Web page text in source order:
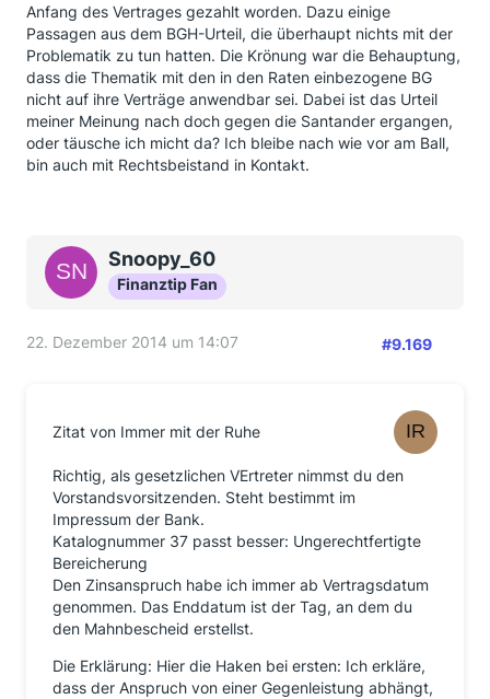
Anfang des Vertrages gezahlt worden. Dazu einige
Passagen aus dem BGH-Urteil, die überhaupt nichts mit der
Problematik zu tun hatten. Die Krönung war die Behauptung,
dass die Thematik mit den in den Raten einbezogene BG
nicht auf ihre Verträge anwendbar sei. Dabei ist das Urteil
meiner Meinung nach doch gegen die Santander ergangen,
oder täusche ich micht da? Ich bleibe nach wie vor am Ball,
bin auch mit Rechtsbeistand in Kontakt.
Snoopy_60
Finanztip Fan
22. Dezember 2014 um 14:07 #9.169
Zitat von Immer mit der Ruhe
Richtig, als gesetzlichen VErtreter nimmst du den
Vorstandsvorsitzenden. Steht bestimmt im
Impressum der Bank.
Katalognummer 37 passt besser: Ungerechtfertigte
Bereicherung
Den Zinsanspruch habe ich immer ab Vertragsdatum
genommen. Das Enddatum ist der Tag, an dem du
den Mahnbescheid erstellst.
Die Erklärung: Hier die Haken bei ersten: Ich erkläre,
dass der Anspruch von einer Gegenleistung abhängt,